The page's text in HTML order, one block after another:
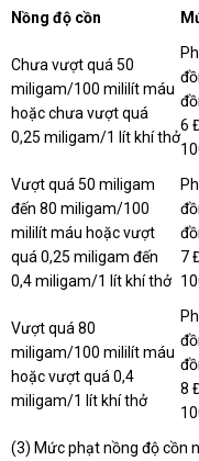
Nồng độ cồn
Chưa vượt quá 50
miligam/100 mililít máu
hoặc chưa vượt quá
0,25 miligam/1 lít khí thở
6
Vượt quá 50 miligam
đến 80 miligam/100
mililít máu hoặc vượt
quá 0,25 miligam đến
0,4 miligam/1 lít khí thở
7
Vượt quá 80
miligam/100 mililít máu
hoặc vượt quá 0,4
miligam/1 lít khí thở
8
(3) Mức phạt nồng độ cồn